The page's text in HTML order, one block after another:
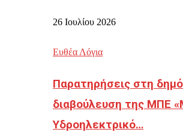
26 Ιουλίου 2026
Ευθέα Λόγια
Παρατηρήσεις στη
διαβούλευση της ΜΠΕ
Υδροηλεκτρικό…